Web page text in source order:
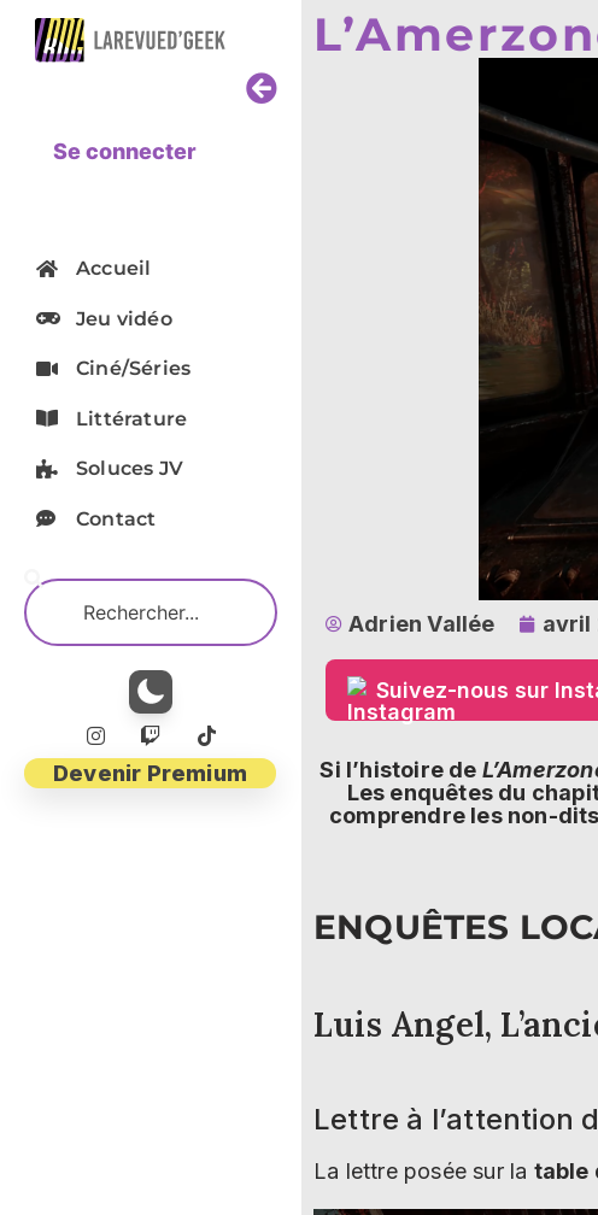
Se connecter
Accueil
Jeu vidéo
Ciné/Séries
Littérature
Soluces JV
Contact
Devenir Premium
Adrien Vallée avril
Suivez-nous sur
Si l’histoire de
Les enquêtes du
comprendre les non-
ENQUÊTES
Luis Angel,
Lettre à l’attention
La lettre posée sur la table